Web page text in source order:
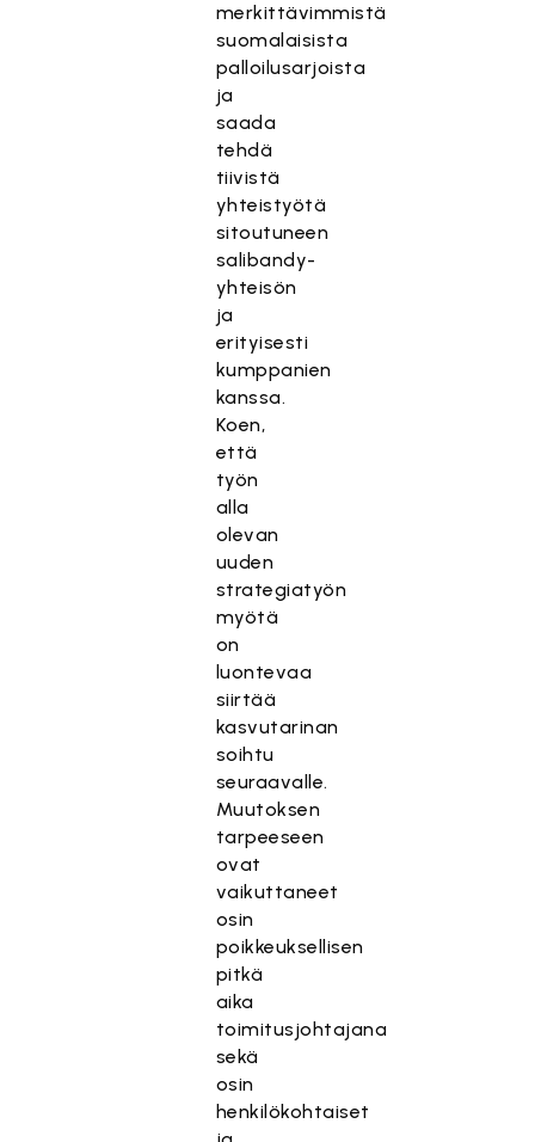
merkittävimmistä
suomalaisista
palloilusarjoista
ja
saada
tehdä
tiivistä
yhteistyötä
sitoutuneen
salibandy-
yhteisön
ja
erityisesti
kumppanien
kanssa.
Koen,
että
työn
alla
olevan
uuden
strategiatyön
myötä
on
luontevaa
siirtää
kasvutarinan
soihtu
seuraavalle.
Muutoksen
tarpeeseen
ovat
vaikuttaneet
osin
poikkeuksellisen
pitkä
aika
toimitusjohtajana
sekä
osin
henkilökohtaiset